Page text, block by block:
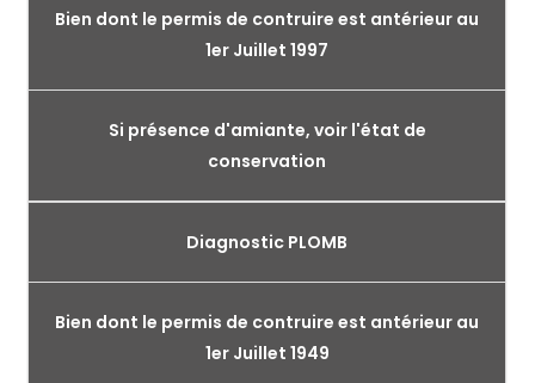
Bien dont le permis de contruire est antérieur au
1er Juillet 1997
Si présence d'amiante, voir l'état de
conservation
Diagnostic PLOMB
Bien dont le permis de contruire est antérieur au
1er Juillet 1949